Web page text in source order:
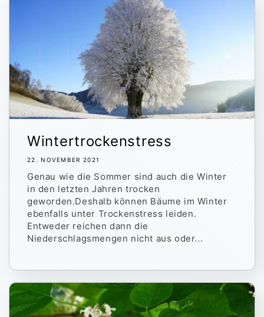
Wintertrockenstress
22. NOVEMBER 2021
Genau wie die Sommer sind auch die Winter
in den letzten Jahren trocken
geworden.Deshalb können Bäume im Winter
ebenfalls unter Trockenstress leiden.
Entweder reichen dann die
Niederschlagsmengen nicht aus oder...